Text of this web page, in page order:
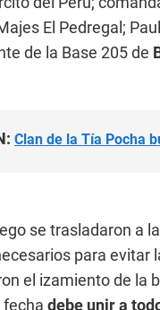
El Pedregal;
de la Base 205 de
Clan de la Tía Pocha
se trasladaron a
para evitar
el izamiento de la
debe unir a